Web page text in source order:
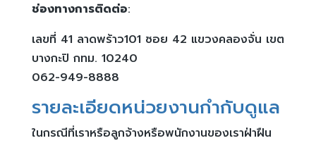
ช่องทางการติดต่อ:
เลขที่ 41 ลาดพร้าว101 ซอย 42 แขวงคลองจั่น เขต
บางกะปิ กทม. 10240
062-949-8888
รายละเอียดหน่วยงานกำกับดูแล
ในกรณีที่เราหรือลูกจ้างหรือพนักงานของเราฝ่าฝืน